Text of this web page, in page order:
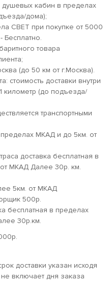
душевых кабин в пределах
дома);
СВЕТ при покупке от 5000
Бесплатно.
товара
(до 50 км от г.Москва).
стоимость доставки внутри
(до подъезда/
транспортными
МКАД и до 5км. от
доставка бесплатная в
МКАД Далее 30р. км.
5км. от МКАД
500р.
бесплатная в пределах
30р.км.
доставки указан исходя
включает дня заказа